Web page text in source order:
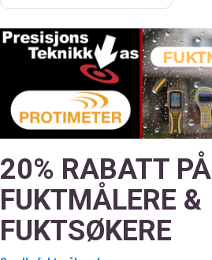
20% RABATT PÅ
FUKTMÅLERE &
FUKTSØKERE